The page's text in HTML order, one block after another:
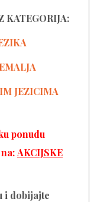
KATEGORIJA:
JEZICIMA
ponudu
AKCIJSKE
i dobijajte